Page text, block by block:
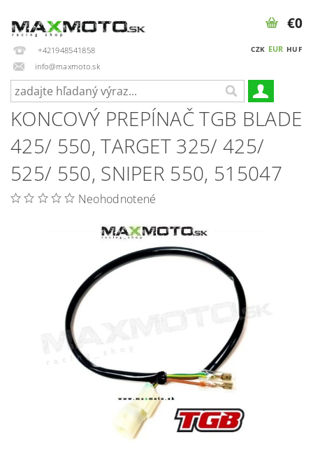
+421948541858
info@maxmoto.sk
CZK EUR HUF
€0
KONCOVÝ PREPÍNAČ TGB BLADE
425/ 550, TARGET 325/ 425/
525/ 550, SNIPER 550, 515047
Neohodnotené